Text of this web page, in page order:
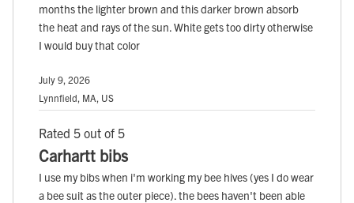
months the lighter brown and this darker brown absorb
the heat and rays of the sun. White gets too dirty otherwise
I would buy that color
July 9, 2026
Lynnfield, MA, US
Rated 5 out of 5
Carhartt bibs
I use my bibs when i'm working my bee hives (yes I do wear
a bee suit as the outer piece). the bees haven't been able